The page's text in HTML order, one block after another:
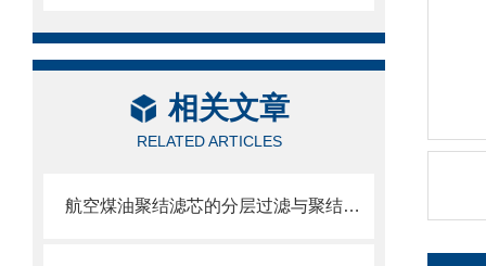
相关文章
RELATED ARTICLES
航空煤油聚结滤芯的分层过滤与聚结分离原理